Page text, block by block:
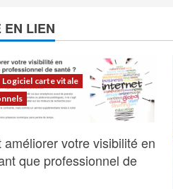
EN LIEN
Logiciel carte vitale
améliorer votre visibilité en
que professionnel de